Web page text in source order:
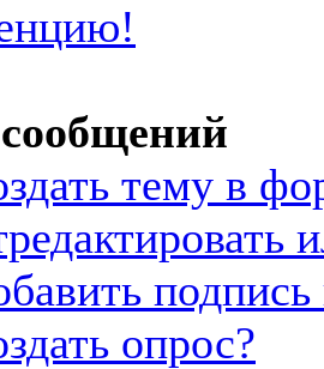
тему в
опрос?